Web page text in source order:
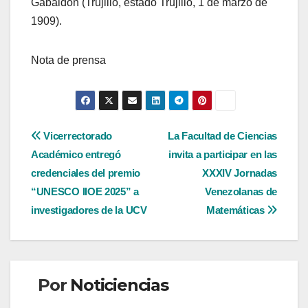
Gabaldón (Trujillo, estado Trujillo, 1 de marzo de
1909).
Nota de prensa
Navegación
de
entradas
La Facultad de Ciencias
invita a participar en las
XXXIV Jornadas
Venezolanas de
Matemáticas
Vicerrectorado
Académico entregó
credenciales del premio
“UNESCO IIOE 2025” a
investigadores de la UCV
Por Noticiencias